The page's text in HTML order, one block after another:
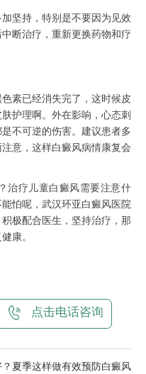
坚持，特别是不要因为见效
断治疗，重新更换药物和疗
素已经消失完了，这时候皮
护理啊。外在影响，心态刺
不可逆的伤害。建议患者多
意，这样白癜风病情康复会
疗儿童白癜风需要注意什
怕呢，武汉环亚白癜风医院
极配合医生，坚持治疗，那
康。
点击电话咨询
夏季这样做有效预防白癜风